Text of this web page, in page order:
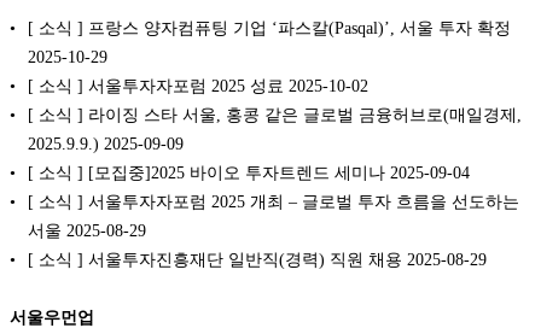
[ 소식 ] 프랑스 양자컴퓨팅 기업 ‘파스칼(Pasqal)’, 서울 투자 확정
2025-10-29
[ 소식 ] 서울투자자포럼 2025 성료 2025-10-02
[ 소식 ] 라이징 스타 서울, 홍콩 같은 글로벌 금융허브로(매일경제,
2025.9.9.) 2025-09-09
[ 소식 ] [모집중]2025 바이오 투자트렌드 세미나 2025-09-04
[ 소식 ] 서울투자자포럼 2025 개최 – 글로벌 투자 흐름을 선도하는
서울 2025-08-29
[ 소식 ] 서울투자진흥재단 일반직(경력) 직원 채용 2025-08-29
서울우먼업